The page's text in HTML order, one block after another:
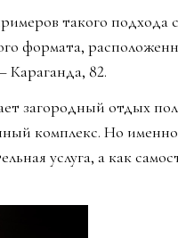
такого
формата,
82.
загородный отдых
комплекс. Но именно
услуга, а как